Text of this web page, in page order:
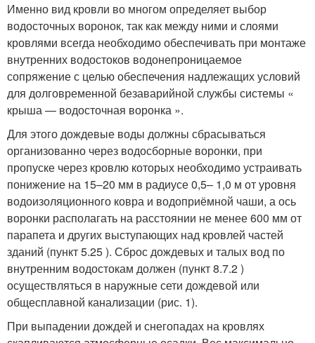
Именно вид кровли во многом определяет выбор
водосточных воронок, так как между ними и слоями
кровлями всегда необходимо обеспечивать при монтаже
внутренних водостоков водонепроницаемое
сопряжение с целью обеспечения надлежащих условий
для долговременной безаварийной службы системы «
крыша — водосточная воронка ».
Для этого дождевые воды должны сбрасываться
организованно через водосборные воронки, при
пропуске через кровлю которых необходимо устраивать
понижение на 15–20 мм в радиусе 0,5– 1,0 м от уровня
водоизоляционного ковра и водоприёмной чаши, а ось
воронки располагать на расстоянии не менее 600 мм от
парапета и других выступающих над кровлей частей
зданий (пункт 5.25 ). Сброс дождевых и талых вод по
внутренним водостокам должен (пункт 8.7.2 )
осуществляться в наружные сети дождевой или
общесплавной канализации (рис. 1).
При выпадении дождей и снегопадах на кровлях